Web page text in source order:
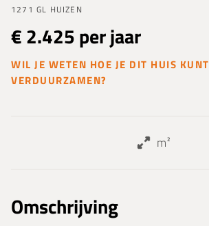
1271 GL HUIZEN
€ 2.425 per jaar
WIL JE WETEN HOE JE DIT HUIS KUNT
VERDUURZAMEN?
m²
Omschrijving